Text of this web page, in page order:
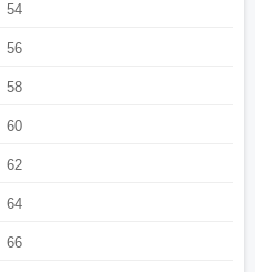
54
56
58
60
62
64
66